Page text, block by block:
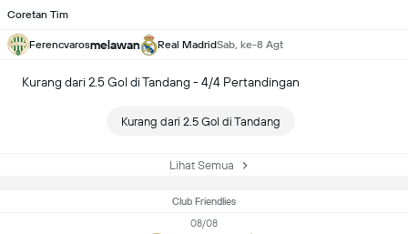
Coretan Tim
Ferencvarosmelawan Real MadridSab, ke-8 Agt
Kurang dari 2.5 Gol di Tandang - 4/4 Pertandingan
Kurang dari 2.5 Gol di Tandang
Lihat Semua
Club Friendlies
08/08